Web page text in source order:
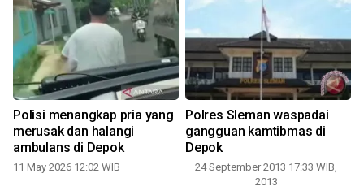
Polisi menangkap pria yang
merusak dan halangi
ambulans di Depok
11 May 2026 12:02 WIB
Polres Sleman waspadai
gangguan kamtibmas di
Depok
24 September 2013 17:33 WIB,
2013